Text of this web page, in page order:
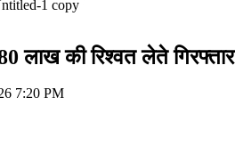
लाख की रिश्वत लेते गिरफ्तार
7:20 PM